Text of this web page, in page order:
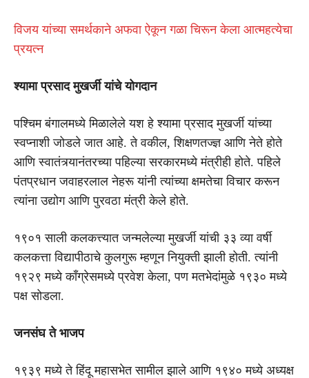
विजय यांच्या समर्थकाने अफवा ऐकून गळा चिरून केला आत्महत्येचा
प्रयत्न
श्यामा प्रसाद मुखर्जी यांचे योगदान
पश्चिम बंगालमध्ये मिळालेले यश हे श्यामा प्रसाद मुखर्जी यांच्या
स्वप्नाशी जोडले जात आहे. ते वकील, शिक्षणतज्ज्ञ आणि नेते होते
आणि स्वातंत्र्यानंतरच्या पहिल्या सरकारमध्ये मंत्रीही होते. पहिले
पंतप्रधान जवाहरलाल नेहरू यांनी त्यांच्या क्षमतेचा विचार करून
त्यांना उद्योग आणि पुरवठा मंत्री केले होते.
१९०१ साली कलकत्त्यात जन्मलेल्या मुखर्जी यांची ३३ व्या वर्षी
कलकत्ता विद्यापीठाचे कुलगुरू म्हणून नियुक्ती झाली होती. त्यांनी
१९२९ मध्ये काँग्रेसमध्ये प्रवेश केला, पण मतभेदांमुळे १९३० मध्ये
पक्ष सोडला.
जनसंघ ते भाजप
१९३९ मध्ये ते हिंदू महासभेत सामील झाले आणि १९४० मध्ये अध्यक्ष